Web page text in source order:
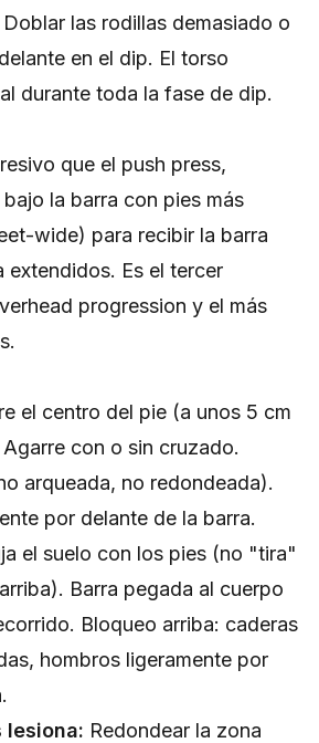
Doblar las rodillas demasiado o
en el dip. El torso
durante toda la fase de dip.
que el push press,
la barra con pies más
wide) para recibir la barra
extendidos. Es el tercer
progression y el más
el centro del pie (a unos 5 cm
con o sin cruzado.
arqueada, no redondeada).
por delante de la barra.
el suelo con los pies (no "tira"
Barra pegada al cuerpo
Bloqueo arriba: caderas
hombros ligeramente por
lesiona: Redondear la zona